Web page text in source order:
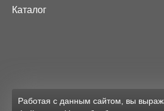
Каталог
Работая с данным сайтом, вы